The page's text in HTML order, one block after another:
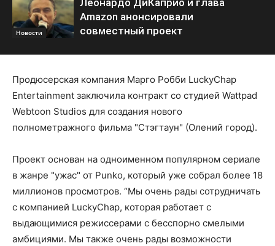
Новости
Леонардо ДиКаприо и глава
Amazon анонсировали
совместный проект
Продюсерская компания Марго Робби LuckyChap
Entertainment заключила контракт со студией Wattpad
Webtoon Studios для создания нового
полнометражного фильма "Стэгтаун" (Олений город).
Проект основан на одноименном популярном сериале
в жанре "ужас" от Punko, который уже собрал более 18
миллионов просмотров. “Мы очень рады сотрудничать
с компанией LuckyChap, которая работает с
выдающимися режиссерами с бесспорно смелыми
амбициями. Мы также очень рады возможности